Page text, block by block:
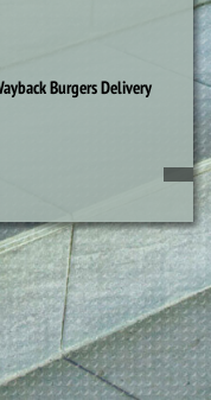
Burgers Delivery